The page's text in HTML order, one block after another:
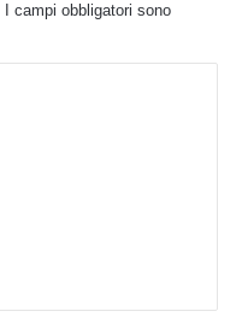
I campi obbligatori sono